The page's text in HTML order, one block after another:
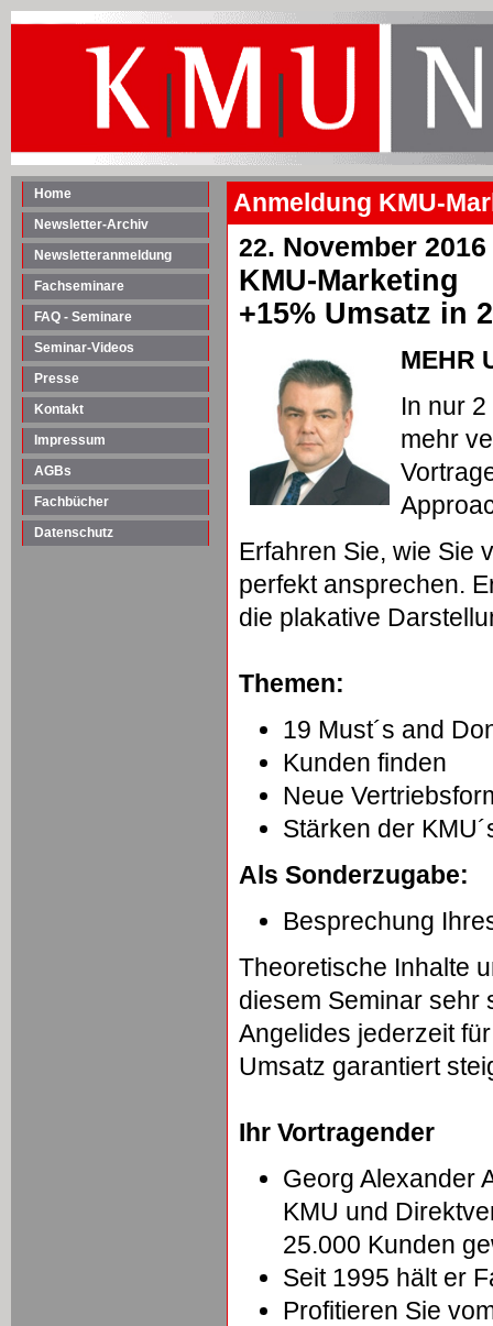
Home
Newsletter-Archiv
Newsletteranmeldung
Fachseminare
FAQ - Seminare
Seminar-Videos
Presse
Kontakt
Impressum
AGBs
Fachbücher
Datenschutz
Anmeldung KMU-
22. November 2016
KMU-Marketing
+15% Umsatz in
MEHR
In nur
mehr
Erfahren Sie, wie Sie
perfekt ansprechen.
die plakative
Themen:
19 Must´s and
Kunden finden
Neue
Stärken der
Als Sonderzugabe:
Besprechung
Theoretische Inhalte
diesem Seminar sehr
Angelides jederzeit
Umsatz garantiert
Ihr Vortragender
Georg Alexander
KMU und
25.000 Kunden
Seit 1995 hält er
Profitieren Sie